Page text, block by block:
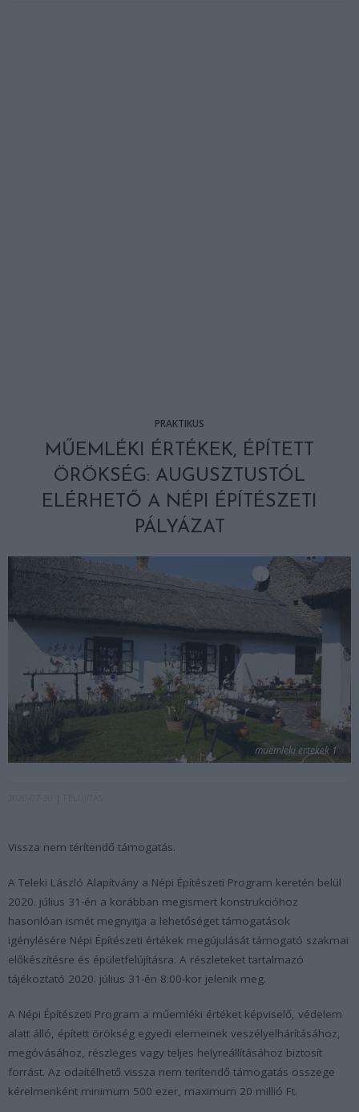
PRAKTIKUS
MŰEMLÉKI ÉRTÉKEK, ÉPÍTETT
ÖRÖKSÉG: AUGUSZTUSTÓL
ELÉRHETŐ A NÉPI ÉPÍTÉSZETI
PÁLYÁZAT
muemleki ertekek 1
Vissza nem térítendő támogatás.
A Teleki László Alapítvány a Népi Építészeti Program keretén belül
2020. július 31-én a korábban megismert konstrukcióhoz
hasonlóan ismét megnyitja a lehetőséget támogatások
igénylésére Népi Építészeti értékek megújulását támogató szakmai
előkészítésre és épületfelújításra. A részleteket tartalmazó
tájékoztató 2020. július 31-én 8:00-kor jelenik meg.
A Népi Építészeti Program a műemléki értéket képviselő, védelem
alatt álló, épített örökség egyedi elemeinek veszélyelhárításához,
megóvásához, részleges vagy teljes helyreállításához biztosít
forrást. Az odaítélhető vissza nem terítendő támogatás összege
kérelmenként minimum 500 ezer, maximum 20 millió Ft.